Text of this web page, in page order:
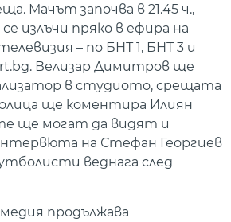
Мачът започва в 21.45 ч.,
излъчи пряко в ефира на
– по БНТ 1, БНТ 3 и
Велизар Димитров ще
в студиото, срещата
ще коментира Илиян
ще могат да видят и
на Стефан Георгиев
веднага след
продължава